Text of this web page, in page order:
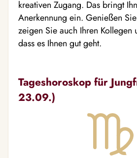
kreativen Zugang. Das bringt
Anerkennung ein. Genießen
zeigen Sie auch Ihren Kollegen
dass es Ihnen gut geht.
Tageshoroskop für
23.09.)